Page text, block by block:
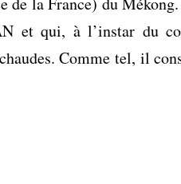
et qui, à l’instar du
Comme tel, il